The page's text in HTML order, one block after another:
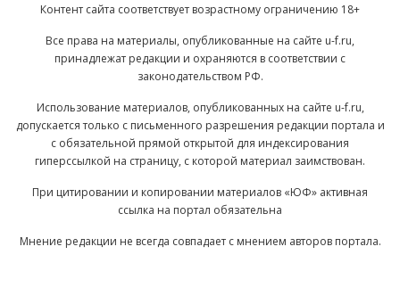
Контент сайта соответствует возрастному ограничению 18+
Все права на материалы, опубликованные на сайте u-f.ru,
принадлежат редакции и охраняются в соответствии с
законодательством РФ.
Использование материалов, опубликованных на сайте u-f.ru,
допускается только с письменного разрешения редакции портала и
с обязательной прямой открытой для индексирования
гиперссылкой на страницу, с которой материал заимствован.
При цитировании и копировании материалов «ЮФ» активная
ссылка на портал обязательна
Мнение редакции не всегда совпадает с мнением авторов портала.